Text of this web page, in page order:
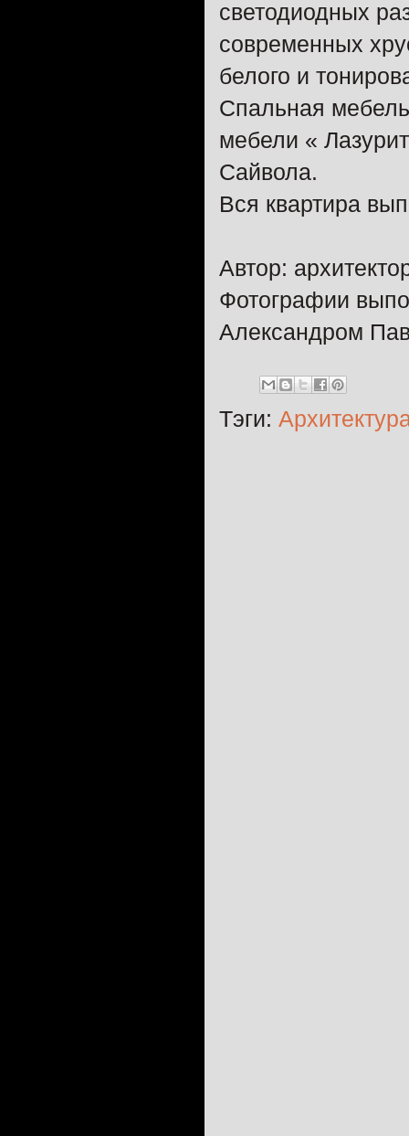
светодиодных
современных
белого и
Спальная
мебели «
Сайвола.
Вся квартира
Автор:
Фотографии
Александром
Тэги: